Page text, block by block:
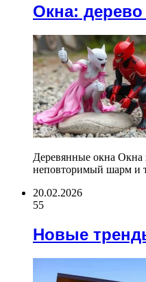
Окна: дерево
Деревянные окна Окна
неповторимый шарм и
20.02.2026
55
Новые